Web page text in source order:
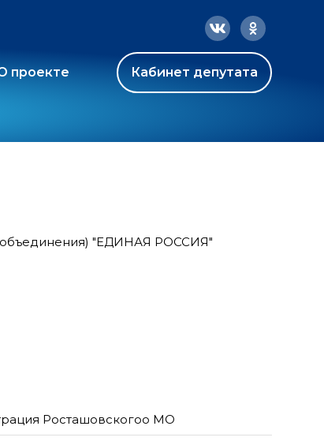
проекте Кабинет депутата
объединения) "ЕДИНАЯ РОССИЯ"
Росташовскогоо МО